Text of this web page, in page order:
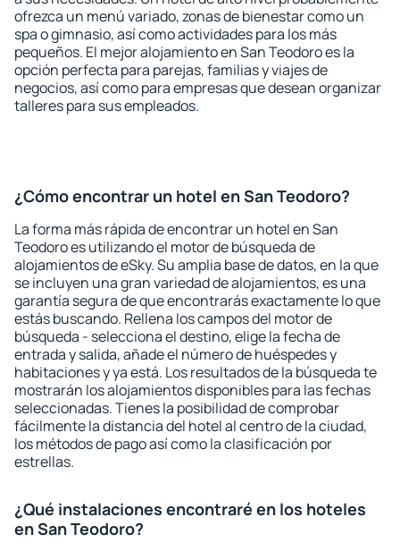
ofrezca un menú variado, zonas de bienestar como un
spa o gimnasio, así como actividades para los más
pequeños. El mejor alojamiento en San Teodoro es la
opción perfecta para parejas, familias y viajes de
negocios, así como para empresas que desean organizar
talleres para sus empleados.
¿Cómo encontrar un hotel en San Teodoro?
La forma más rápida de encontrar un hotel en San
Teodoro es utilizando el motor de búsqueda de
alojamientos de eSky. Su amplia base de datos, en la que
se incluyen una gran variedad de alojamientos, es una
garantía segura de que encontrarás exactamente lo que
estás buscando. Rellena los campos del motor de
búsqueda - selecciona el destino, elige la fecha de
entrada y salida, añade el número de huéspedes y
habitaciones y ya está. Los resultados de la búsqueda te
mostrarán los alojamientos disponibles para las fechas
seleccionadas. Tienes la posibilidad de comprobar
fácilmente la distancia del hotel al centro de la ciudad,
los métodos de pago así como la clasificación por
estrellas.
¿Qué instalaciones encontraré en los hoteles
en San Teodoro?